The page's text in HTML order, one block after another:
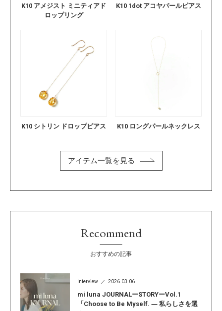
K10 アメジスト ミニティアド
ロップリング
K10 1dot アコヤパールピアス
K10 シトリン ドロップピアス K10 ロングパールネックレス
アイテム一覧を見る
Recommend
おすすめの記事
Interview 2026.03.06
mi luna JOURNALーSTORYーVol.1
「Choose to Be Myself. ― 私らしさを選